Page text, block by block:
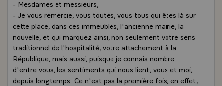
- Mesdames et messieurs,
- Je vous remercie, vous toutes, vous tous qui êtes là sur
cette place, dans ces immeubles, l'ancienne mairie, la
nouvelle, et qui marquez ainsi, non seulement votre sens
traditionnel de l'hospitalité, votre attachement à la
République, mais aussi, puisque je connais nombre
d'entre vous, les sentiments qui nous lient, vous et moi,
depuis longtemps. Ce n'est pas la première fois, en effet,